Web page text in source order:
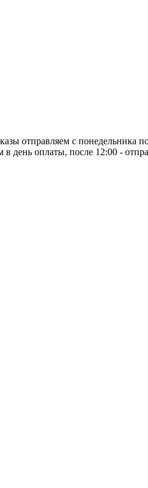
отправляем с понедельника
день оплаты, после 12:00 -